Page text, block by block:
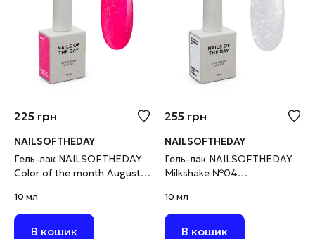
225 грн
NAILSOFTHEDAY
Гель-лак NAILSOFTHEDAY
Color of the month August
поталлю та шимером, 10
мл
10 мл
В кошик
255 грн
NAILSOFTHEDAY
Гель-лак NAILSOFTHEDAY
Milkshake №04
10 мл
10 мл
В кошик